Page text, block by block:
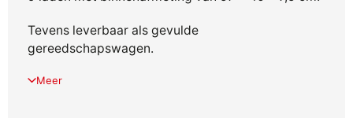
Tevens leverbaar als gevulde
gereedschapswagen.
Meer